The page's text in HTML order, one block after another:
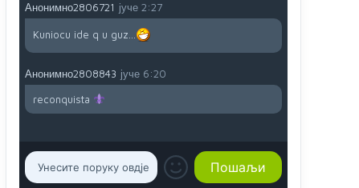
Анонимно2806721 јуче 2:27
Kuniocu ide q u guz...
Анонимно2808843 јуче 6:20
reconquista